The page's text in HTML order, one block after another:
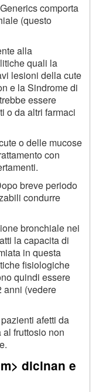
comporta
(questo
alla
quali la
lesioni della cute
e la Sindrome di
essere
o da altri farmaci
o delle mucose
con
breve periodo
condurre
bronchiale nei
la capacita di
in questa
fisiologiche
quindi essere
anni (vedere
afetti da
fruttosio non
dicinan e